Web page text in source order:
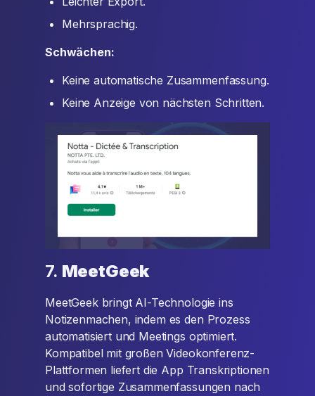
Mehrsprachig.
Schwächen:
Keine automatische Zusammenfassung.
Keine Anzeige von nächsten Schritten.
7. MeetGeek
MeetGeek bringt AI-Technologie ins
Notizenmachen, indem es den Prozess
automatisiert und Meetings optimiert.
Kompatibel mit großen Videokonferenz-
Plattformen liefert die App Transkriptionen
und sofortige Zusammenfassungen nach